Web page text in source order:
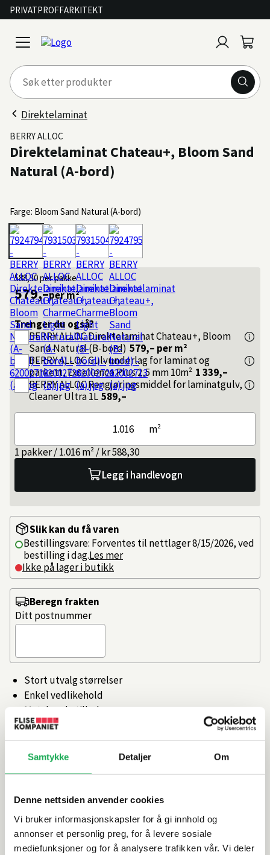
Samtykke Detaljer Om
Denne nettsiden anvender cookies
Vi bruker informasjonskapsler for å gi innhold og
annonser et personlig preg, for å levere sosiale
mediefunksjoner og for å analysere trafikken vår. Vi deler
PRIVATPROFFARKITEKT
open
menu
inn
Direktelaminat
BERRY ALLOC
Direktelaminat Chateau+, Bloom Sand
Natural (A-bord)
Farge: Bloom Sand Natural (A-bord)
588,30per pakke
579,–per m²
Trenger du også?
BERRY ALLOCDirektelaminat Chateau+, Bloom
Sand Natural (B-bord) 579,– per m²
BERRY ALLOCGulvunderlag for laminat og
parkett, Excellence Plus 2,5 mm 10m² 1 339,–
BERRY ALLOCRengjøringsmiddel for laminatgulv,
Cleaner Ultra 1L 589,–
m²
1 pakker / 1.016 m² / kr 588,30
Legg i handlevogn
Slik kan du få varen
Bestillingsvare: Forventes til nettlager 8/15/2026, ved
bestilling i dag.Les mer
Ikke på lager i butikk
Stort utvalg størrelser
Enkel vedlikehold
Matchende tilbehør
Naturlig oveflate
Motstandsdyktig mot riper
Artikkelnr. 101475107
Beregn frakten
Ditt postnummer
Spesifikasjoner